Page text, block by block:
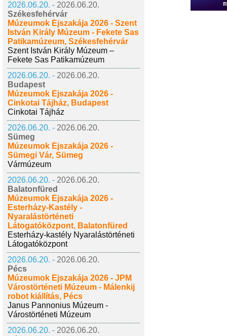
2026.06.20. - 2026.06.20.
Székesfehérvár
Múzeumok Éjszakája 2026 - Szent
István Király Múzeum - Fekete Sas
Patikamúzeum, Székesfehérvár
Szent István Király Múzeum –
Fekete Sas Patikamúzeum
2026.06.20. - 2026.06.20.
Budapest
Múzeumok Éjszakája 2026 -
Cinkotai Tájház, Budapest
Cinkotai Tájház
2026.06.20. - 2026.06.20.
Sümeg
Múzeumok Éjszakája 2026 -
Sümegi Vár, Sümeg
Vármúzeum
2026.06.20. - 2026.06.20.
Balatonfüred
Múzeumok Éjszakája 2026 -
Esterházy-Kastély -
Nyaralástörténeti
Látogatóközpont, Balatonfüred
Esterházy-kastély Nyaralástörténeti
Látogatóközpont
2026.06.20. - 2026.06.20.
Pécs
Múzeumok Éjszakája 2026 - JPM
Várostörténeti Múzeum - Málenkij
robot kiállítás, Pécs
Janus Pannonius Múzeum -
Várostörténeti Múzeum
2026.06.20. - 2026.06.20.